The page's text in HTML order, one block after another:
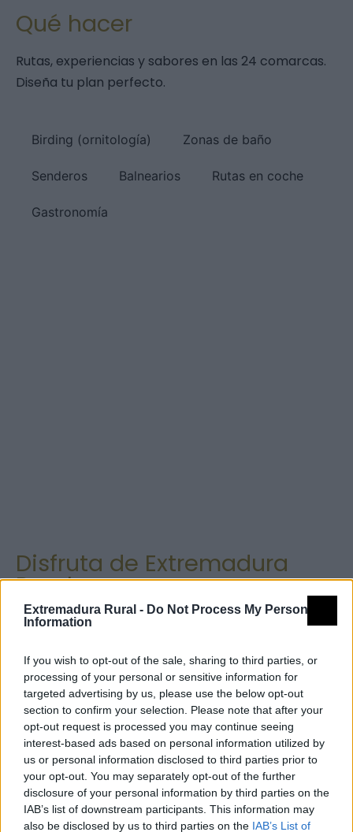
Extremadura Rural - Do Not Process My Personal
Information
If you wish to opt-out of the sale, sharing to third parties, or
processing of your personal or sensitive information for
targeted advertising by us, please use the below opt-out
section to confirm your selection. Please note that after your
opt-out request is processed you may continue seeing
interest-based ads based on personal information utilized by
us or personal information disclosed to third parties prior to
your opt-out. You may separately opt-out of the further
disclosure of your personal information by third parties on the
IAB’s list of downstream participants. This information may
also be disclosed by us to third parties on the IAB’s List of
Qué hacer
Rutas, experiencias y sabores en las 24 comarcas.
Diseña tu plan perfecto.
Birding (ornitología) Zonas de baño
Senderos Balnearios Rutas en coche
Gastronomía
Disfruta de Extremadura
Rural
Planes, historias y rincones que te invitan a
Ver todos los reportajes
La comarca Miajadas-Trujillo
comienza su II Primavera de
Descubrimiento